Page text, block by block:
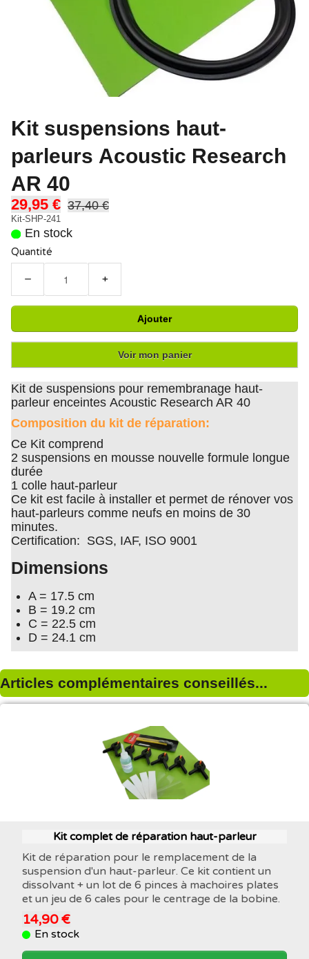
Kit suspensions haut-
parleurs Acoustic Research
AR 40
29,95 € 37,40 €
Kit-SHP-241
En stock
Quantité
− +
Ajouter
Voir mon panier
Kit de suspensions pour remembranage haut-
parleur enceintes Acoustic Research AR 40
Composition du kit de réparation:
Ce Kit comprend
2 suspensions en mousse nouvelle formule longue
durée
1 colle haut-parleur
Ce kit est facile à installer et permet de rénover vos
haut-parleurs comme neufs en moins de 30
minutes.
Certification: SGS, IAF, ISO 9001
Dimensions
A = 17.5 cm
B = 19.2 cm
C = 22.5 cm
D = 24.1 cm
Articles complémentaires conseillés...
Kit complet de réparation haut-parleur
Kit de réparation pour le remplacement de la
suspension d'un haut-parleur. Ce kit contient un
dissolvant + un lot de 6 pinces à machoires plates
et un jeu de 6 cales pour le centrage de la bobine.
14,90 €
En stock